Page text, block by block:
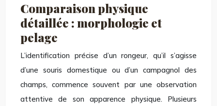
Comparaison physique
détaillée : morphologie et
pelage
L’identification précise d’un rongeur, qu’il s’agisse
d’une souris domestique ou d’un campagnol des
champs, commence souvent par une observation
attentive de son apparence physique. Plusieurs